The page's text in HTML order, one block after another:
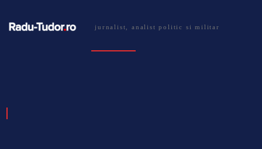
jurnalist, analist politic si militar